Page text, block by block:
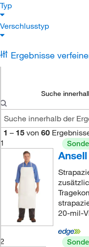
Typ
Verschlusstyp
Ergebnisse
Suche
1 – 15 von 60
1
20-mil-
2